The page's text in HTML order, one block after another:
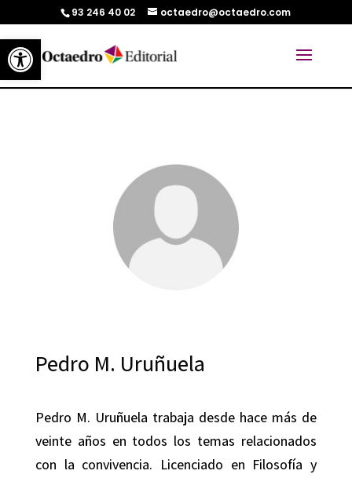
Abrir barra de herramientas
93 246 40 02 octaedro@octaedro.com
Pedro M. Uruñuela
Pedro M. Uruñuela trabaja desde hace más de
veinte años en todos los temas relacionados
con la convivencia. Licenciado en Filosofía y